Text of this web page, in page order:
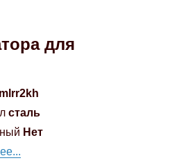
для
mlrr2kh
сталь
Нет